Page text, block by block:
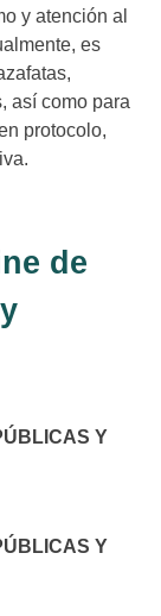
y atención al
es
así como para
protocolo,
de
Y
Y